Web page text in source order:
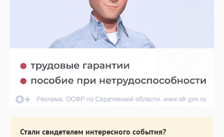
Стали свидетелем интересного события?